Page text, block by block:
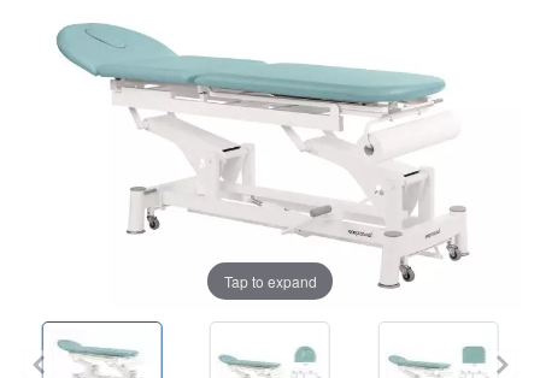
einde
begin
Tap to expand